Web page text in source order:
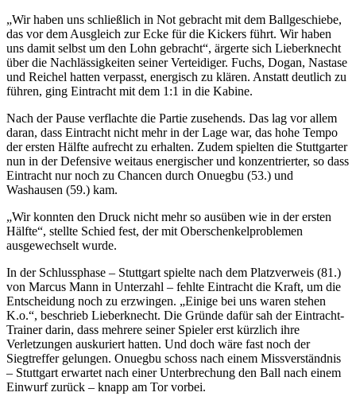
„Wir haben uns schließlich in Not gebracht mit dem Ballgeschiebe,
das vor dem Ausgleich zur Ecke für die Kickers führt. Wir haben
uns damit selbst um den Lohn gebracht“, ärgerte sich Lieberknecht
über die Nachlässigkeiten seiner Verteidiger. Fuchs, Dogan, Nastase
und Reichel hatten verpasst, energisch zu klären. Anstatt deutlich zu
führen, ging Eintracht mit dem 1:1 in die Kabine.
Nach der Pause verflachte die Partie zusehends. Das lag vor allem
daran, dass Eintracht nicht mehr in der Lage war, das hohe Tempo
der ersten Hälfte aufrecht zu erhalten. Zudem spielten die Stuttgarter
nun in der Defensive weitaus energischer und konzentrierter, so dass
Eintracht nur noch zu Chancen durch Onuegbu (53.) und
Washausen (59.) kam.
„Wir konnten den Druck nicht mehr so ausüben wie in der ersten
Hälfte“, stellte Schied fest, der mit Oberschenkelproblemen
ausgewechselt wurde.
In der Schlussphase – Stuttgart spielte nach dem Platzverweis (81.)
von Marcus Mann in Unterzahl – fehlte Eintracht die Kraft, um die
Entscheidung noch zu erzwingen. „Einige bei uns waren stehen
K.o.“, beschrieb Lieberknecht. Die Gründe dafür sah der Eintracht-
Trainer darin, dass mehrere seiner Spieler erst kürzlich ihre
Verletzungen auskuriert hatten. Und doch wäre fast noch der
Siegtreffer gelungen. Onuegbu schoss nach einem Missverständnis
– Stuttgart erwartet nach einer Unterbrechung den Ball nach einem
Einwurf zurück – knapp am Tor vorbei.